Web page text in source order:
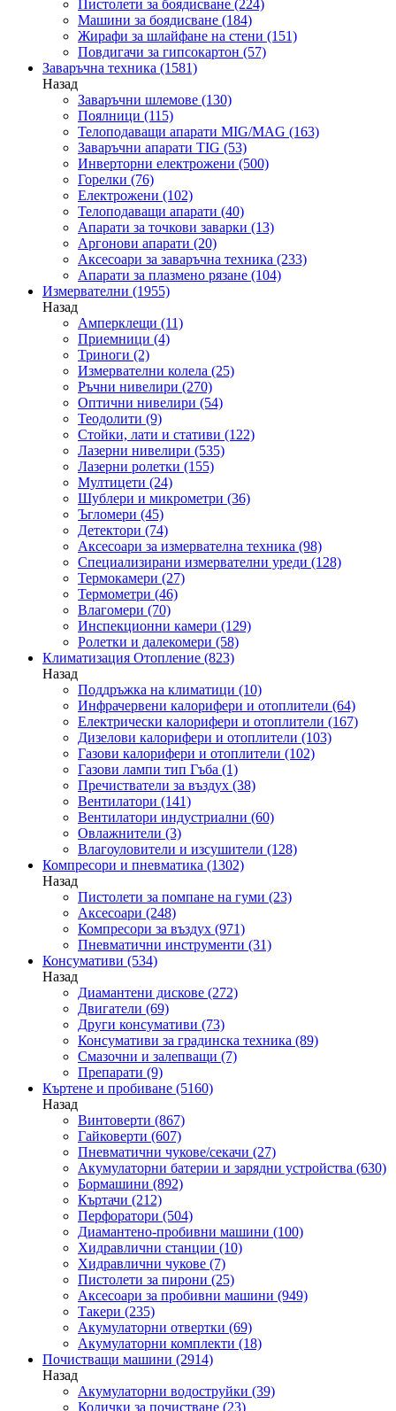
Пистолети за боядисване (224)
Машини за боядисване (184)
Жирафи за шлайфане на стени (151)
Повдигачи за гипсокартон (57)
Заваръчна техника (1581)
Назад
Заваръчни шлемове (130)
Поялници (115)
Телоподаващи апарати MIG/MAG (163)
Заваръчни апарати TIG (53)
Инверторни електрожени (500)
Горелки (76)
Електрожени (102)
Телоподаващи апарати (40)
Апарати за точкови заварки (13)
Аргонови апарати (20)
Аксесоари за заваръчна техника (233)
Апарати за плазмено рязане (104)
Измервателни (1955)
Назад
Амперклещи (11)
Приемници (4)
Триноги (2)
Измервателни колела (25)
Ръчни нивелири (270)
Оптични нивелири (54)
Теодолити (9)
Стойки, лати и стативи (122)
Лазерни нивелири (535)
Лазерни ролетки (155)
Мултицети (24)
Шублери и микрометри (36)
Ъгломери (45)
Детектори (74)
Аксесоари за измервателна техника (98)
Специализирани измервателни уреди (128)
Термокамери (27)
Термометри (46)
Влагомери (70)
Инспекционни камери (129)
Ролетки и далекомери (58)
Климатизация Отопление (823)
Назад
Поддръжка на климатици (10)
Инфрачервени калорифери и отоплители (64)
Електрически калорифери и отоплители (167)
Дизелови калорифери и отоплители (103)
Газови калорифери и отоплители (102)
Газови лампи тип Гъба (1)
Пречистватели за въздух (38)
Вентилатори (141)
Вентилатори индустриални (60)
Овлажнители (3)
Влагоуловители и изсушители (128)
Компресори и пневматика (1302)
Назад
Пистолети за помпане на гуми (23)
Аксесоари (248)
Компресори за въздух (971)
Пневматични инструменти (31)
Консумативи (534)
Назад
Диамантени дискове (272)
Двигатели (69)
Други консумативи (73)
Консумативи за градинска техника (89)
Смазочни и залепващи (7)
Препарати (9)
Къртене и пробиване (5160)
Назад
Винтоверти (867)
Гайковерти (607)
Пневматични чукове/секачи (27)
Акумулаторни батерии и зарядни устройства (630)
Бормашини (892)
Къртачи (212)
Перфоратори (504)
Диамантено-пробивни машини (100)
Хидравлични станции (10)
Хидравлични чукове (7)
Пистолети за пирони (25)
Аксесоари за пробивни машини (949)
Такери (235)
Акумулаторни отвертки (69)
Акумулаторни комплекти (18)
Почистващи машини (2914)
Назад
Акумулаторни водоструйки (39)
Колички за почистване (23)